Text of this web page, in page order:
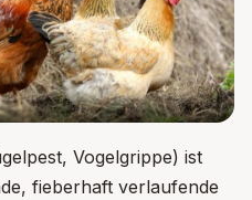
Vogelgrippe) ist
fieberhaft verlaufende